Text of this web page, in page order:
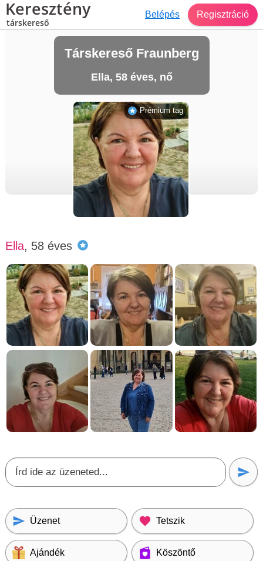
Keresztény
társkereső
Belépés Regisztráció
Társkereső Fraunberg
Ella, 58 éves, nő
Ella, 58 éves
Üzenet Tetszik
Ajándék Köszöntő
Prémium tag